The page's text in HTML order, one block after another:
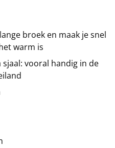
broek en maak je snel
warm is
vooral handig in de